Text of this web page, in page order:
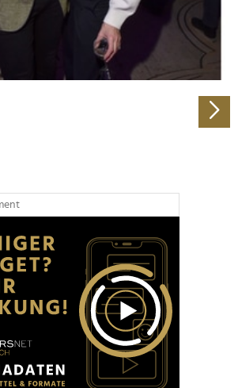
um Inhalte und Anzeigen zu
für soziale Medien anbieten
auf unsere Website zu
geben wir Informationen zu Ihrer
Website an unsere Partner für
und Analysen weiter. Unsere
Informationen möglicherweise mit